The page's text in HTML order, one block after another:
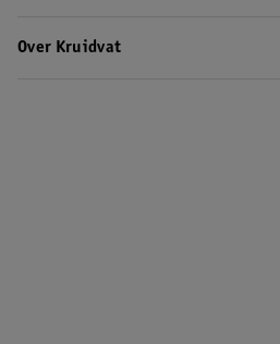
Over Kruidvat